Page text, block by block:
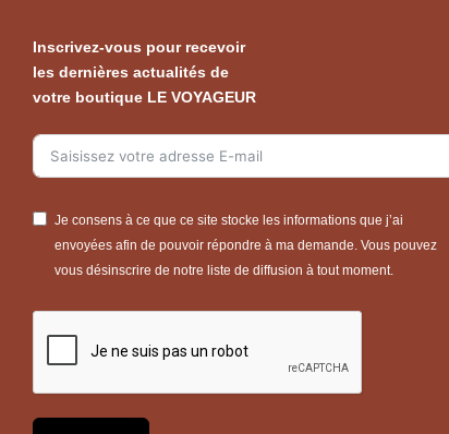
Inscrivez-vous pour recevoir
les dernières actualités de
votre boutique LE VOYAGEUR
Je consens à ce que ce site stocke les informations que j’ai
envoyées afin de pouvoir répondre à ma demande. Vous pouvez
vous désinscrire de notre liste de diffusion à tout moment.